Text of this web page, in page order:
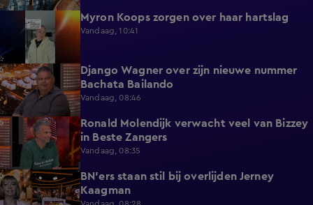
Myron Koops zorgen over haar hartslag
Vandaag, 10:41
2:28
Django Wagner over zijn nieuwe nummer
Bachata Bailando
Vandaag, 08:46
0:39
Ronald Molendijk verwacht veel van Bizzey
in Beste Zangers
Vandaag, 08:35
3:44
BN'ers staan stil bij overlijden Jerney
Kaagman